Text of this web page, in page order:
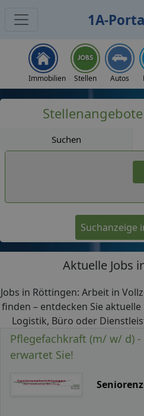
1A-
Immobilien Stellen Autos
Suchen
Suchanzeige
Aktuelle Jobs
Jobs in Röttingen: Arbeit in
finden – entdecken Sie
Logistik, Büro oder
Pflegefachkraft (m/ w/ d) -
erwartet Sie!